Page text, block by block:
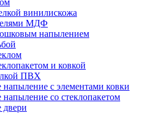
винилискожа
МДФ
напылением
и ковкой
ПВХ
с элементами ковки
со стеклопакетом